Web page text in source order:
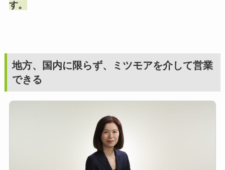
す。
地方、国内に限らず、ミツモアを介して営業
できる